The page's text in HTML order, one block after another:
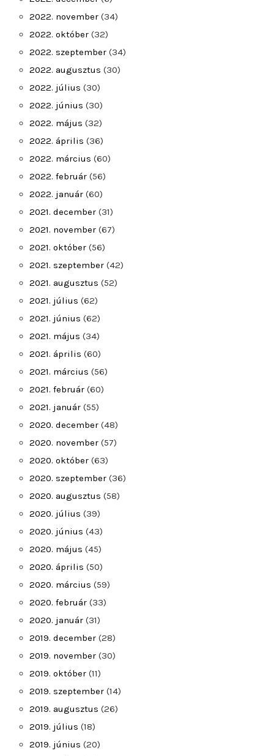
2022. november (34)
2022. október (32)
2022. szeptember (34)
2022. augusztus (30)
2022. július (30)
2022. június (30)
2022. május (32)
2022. április (36)
2022. március (60)
2022. február (56)
2022. január (60)
2021. december (31)
2021. november (67)
2021. október (56)
2021. szeptember (42)
2021. augusztus (52)
2021. július (62)
2021. június (62)
2021. május (34)
2021. április (60)
2021. március (56)
2021. február (60)
2021. január (55)
2020. december (48)
2020. november (57)
2020. október (63)
2020. szeptember (36)
2020. augusztus (58)
2020. július (39)
2020. június (43)
2020. május (45)
2020. április (50)
2020. március (59)
2020. február (33)
2020. január (31)
2019. december (28)
2019. november (30)
2019. október (11)
2019. szeptember (14)
2019. augusztus (26)
2019. július (18)
2019. június (20)